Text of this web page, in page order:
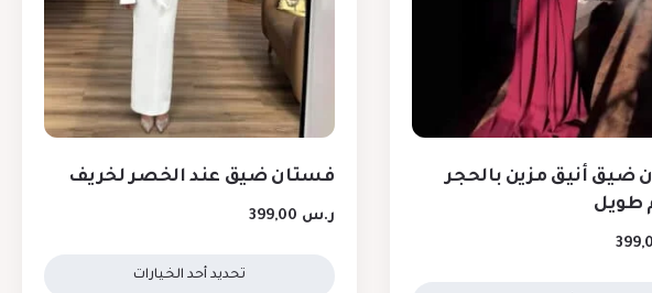
ضيق أنيق مزين بالحجر
طويل
فستان ضيق عند الخصر لخريف
ر.س
تحديد أحد الخيارات